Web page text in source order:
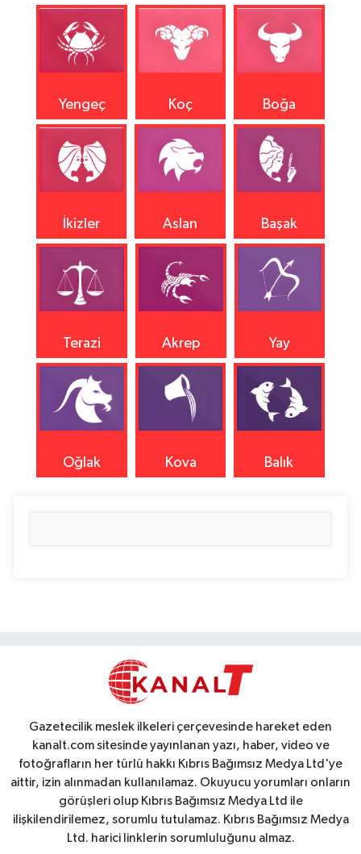
Yengeç Koç Boğa
İkizler Aslan Başak
Terazi Akrep Yay
Oğlak Kova Balık
Gazetecilik meslek ilkeleri çerçevesinde hareket eden
kanalt.com sitesinde yayınlanan yazı, haber, video ve
fotoğrafların her türlü hakkı Kıbrıs Bağımsız Medya Ltd'ye
aittir, izin alınmadan kullanılamaz. Okuyucu yorumları onların
görüşleri olup Kıbrıs Bağımsız Medya Ltd ile
ilişkilendirilemez, sorumlu tutulamaz. Kıbrıs Bağımsız Medya
Ltd. harici linklerin sorumluluğunu almaz.